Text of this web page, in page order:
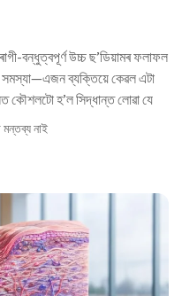
বন্ধুত্বপূর্ণ উচ্চ ছ’ডিয়ামৰ ফলাফল
ব্যক্তিয়ে কেৱল এটা
কৌশলটো হ’ল সিদ্ধান্ত লোৱা যে
নে, নে তৎক্ষণাৎ (urgent)
📝 প্ৰকাশিত: ২৬ জুন, ২০২৬
নাই